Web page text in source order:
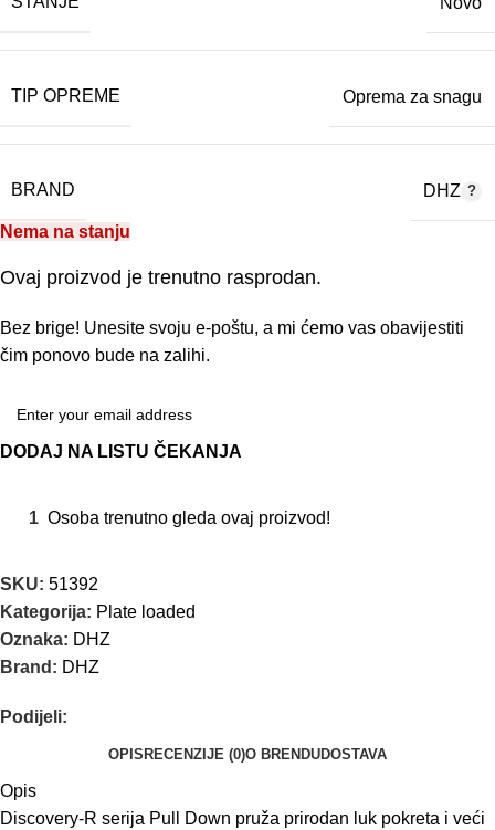
TIP OPREME Oprema za snagu
BRAND DHZ
Nema na stanju
Ovaj proizvod je trenutno rasprodan.
Bez brige! Unesite svoju e-poštu, a mi ćemo vas obavijestiti
čim ponovo bude na zalihi.
DODAJ NA LISTU ČEKANJA
1 Osoba trenutno gleda ovaj proizvod!
SKU: 51392
Kategorija: Plate loaded
Oznaka: DHZ
Brand: DHZ
Podijeli:
OPISRECENZIJE (0)O BRENDUDOSTAVA
Opis
Discovery-R serija Pull Down pruža prirodan luk pokreta i veći